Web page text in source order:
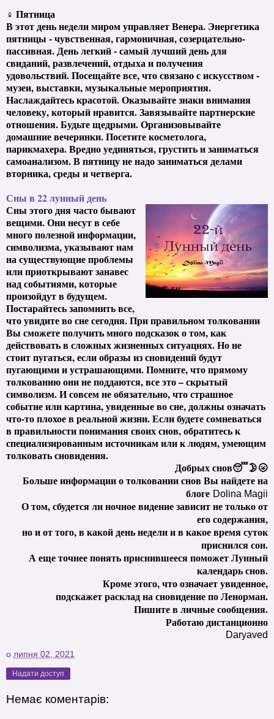
♀ Пятница
В этот день недели миром управляет Венера. Энергетика
пятницы - чувственная, гармоничная, созерцательно-
пассивная. День легкий - самый лучший день для
свиданий, развлечений, отдыха и получения
удовольствий. Посещайте все, что связано с искусством -
музеи, выставки, музыкальные мероприятия.
Наслаждайтесь красотой. Оказывайте знаки внимания
человеку, который нравится. Завязывайте партнерские
отношения. Будьте щедрыми. Организовывайте
домашние вечеринки. Посетите косметолога,
парикмахера. Вредно уединяться, грустить и заниматься
самоанализом. В пятницу не надо заниматься делами
вторника, среды и четверга.
Сны в 22 лунный день
Сны этого дня часто бывают
вещими. Они несут в себе
много полезной информации,
символизма, указывают нам
на существующие проблемы
или приоткрывают занавес
над событиями, которые
произойдут в будущем.
Постарайтесь запомнить все,
что увидите во сне сегодня. При правильном толковании
Вы сможете получить много подсказок о том, как
действовать в сложных жизненных ситуациях. Но не
стоит пугаться, если образы из сновидений будут
пугающими и устрашающими. Помните, что прямому
толкованию они не поддаются, все это – скрытый
символизм. И совсем не обязательно, что страшное
событие или картина, увиденные во сне, должны означать
что-то плохое в реальной жизни. Если будете сомневаться
в правильности понимания своих снов, обратитесь к
специализированным источникам или к людям, умеющим
толковать сновидения.
Добрых снов😴🌛🌝
Больше информации о толковании снов Вы найдете на
блоге Dolina Magii
О том, сбудется ли ночное видение зависит не только от
его содержания,
но и от того, в какой день недели и в какое время суток
приснился сон.
А еще точнее понять приснившееся поможет Лунный
календарь снов.
Кроме этого, что означает увиденное,
подскажет расклад на сновидение по Ленорман.
Пишите в личные сообщения.
Работаю дистанционно
Daryaved
о липня 02, 2021
Надати доступ
Немає коментарів: